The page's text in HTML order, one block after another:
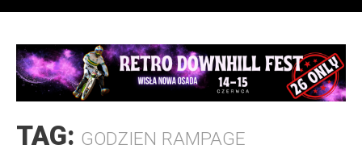
TAG: GODZIEN RAMPAGE